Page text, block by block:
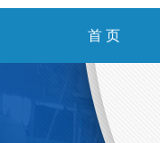
首 页